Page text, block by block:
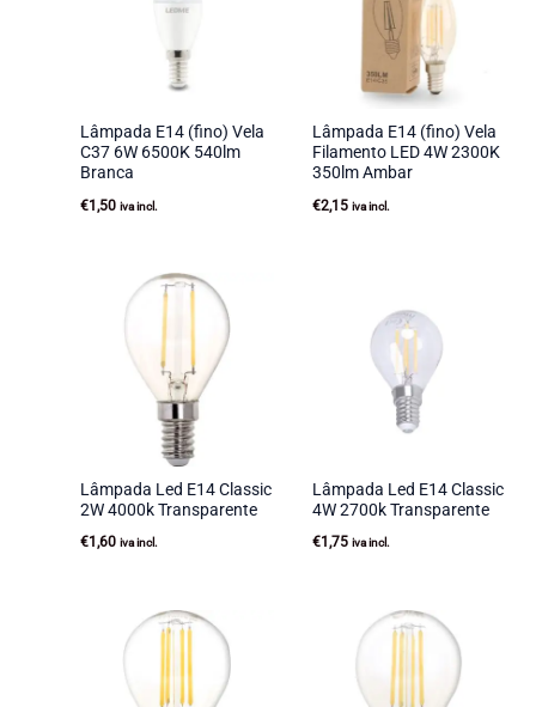
Lâmpada E14 (fino) Vela
C37 6W 6500K 540lm
Branca
€1,50 iva incl.
Lâmpada E14 (fino) Vela
Filamento LED 4W 2300K
350lm Ambar
€2,15 iva incl.
Lâmpada Led E14 Classic
2W 4000k Transparente
€1,60 iva incl.
Lâmpada Led E14 Classic
4W 2700k Transparente
€1,75 iva incl.